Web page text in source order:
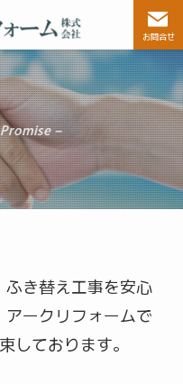
お問合せ
–
き替え工事を安心
ークリフォームで
しております。